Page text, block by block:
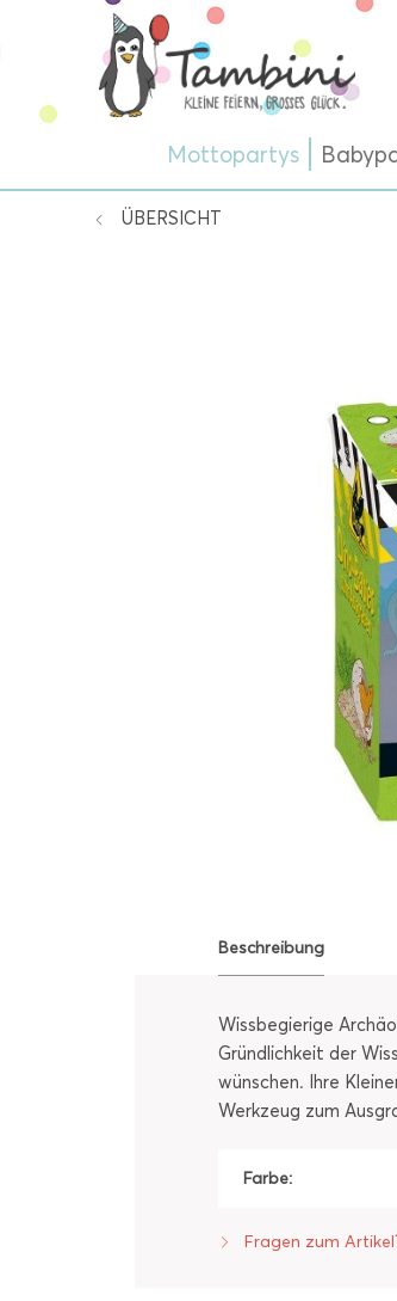
Mottopartys
ÜBERSICHT
Beschreibung
Wissbegierige
Gründlichkeit der
wünschen. Ihre
Werkzeug zum
Farbe:
Fragen zum